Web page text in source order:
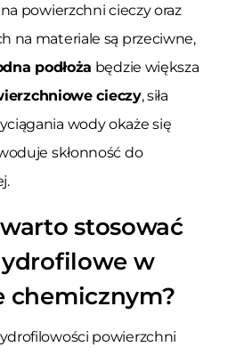
powierzchni cieczy oraz
na materiale są przeciwne,
podłoża będzie większa
cieczy, siła
wody okaże się
skłonność do
stosować
w
chemicznym?
powierzchni